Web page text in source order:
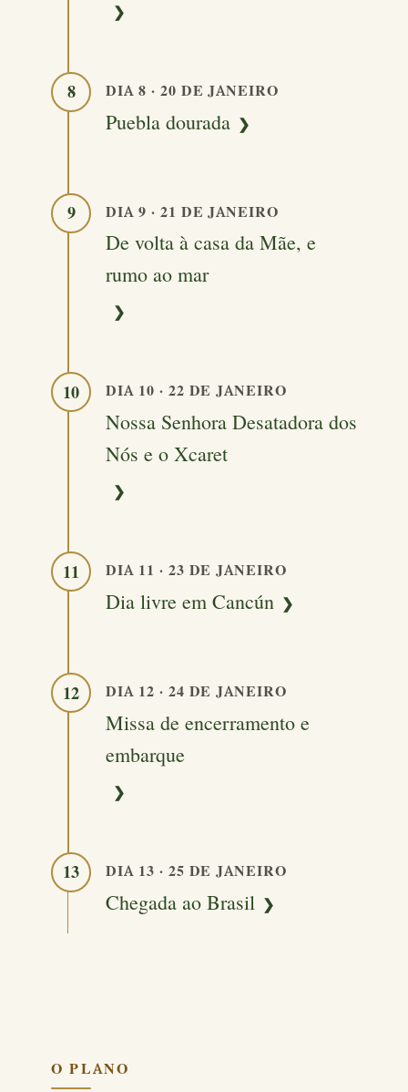
8 DIA 8 · 20 DE JANEIRO
Puebla dourada
9 DIA 9 · 21 DE JANEIRO
De volta à casa da Mãe, e
rumo ao mar
10 DIA 10 · 22 DE JANEIRO
Nossa Senhora Desatadora dos
Nós e o Xcaret
11 DIA 11 · 23 DE JANEIRO
Dia livre em Cancún
12 DIA 12 · 24 DE JANEIRO
Missa de encerramento e
embarque
13 DIA 13 · 25 DE JANEIRO
Chegada ao Brasil
O PLANO